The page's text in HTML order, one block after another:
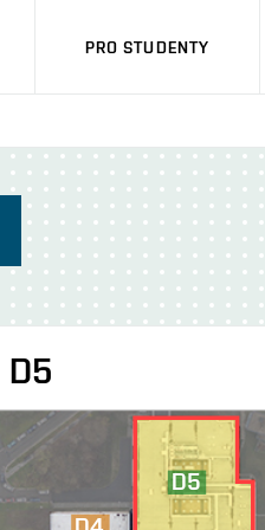
PRO STUDENTY
D5